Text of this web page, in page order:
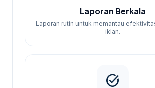
Laporan Berkala
Laporan rutin untuk memantau
iklan.
task_alt